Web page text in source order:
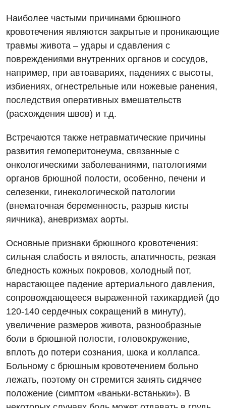
Мероприятия БПР
Интернатура
Бесплатные операции
Программа лояльности
Отзывы
Видео
Диагностика
Ангиографические исследования
Диагностическое отделение
Магнитно-резонансная томография
Маммография
Нейросонография
Рентгенография
УЗИ
Эндоскопическое отделение
Для взрослых
Аллергология, иммунология
Бесплатные услуги
Вакцинация
Гастроэнтерология
Гинекологическое отделение
Диагностическое отделение
Онкологическое отделение
Отдел госпитализации
Отделение интенсивной терапии
Офтальмологическое отделение
Педиатрическое отделение
Скорая медицинская помощь
Терапевтическое отделение
Травматологическое отделение
Урологическое отделение
Хирургическое отделение
Эндоскопическое отделение
Декларирование
Лечение острого инфаркта
Украинский
Русский
Наиболее частыми причинами брюшного
кровотечения являются закрытые и проникающие
травмы живота – удары и сдавления с
повреждениями внутренних органов и сосудов,
например, при автоавариях, падениях с высоты,
избиениях, огнестрельные или ножевые ранения,
последствия оперативных вмешательств
(расхождения швов) и т.д.
Встречаются также нетравматические причины
развития гемоперитонеума, связанные с
онкологическими заболеваниями, патологиями
органов брюшной полости, особенно, печени и
селезенки, гинекологической патологии
(внематочная беременность, разрыв кисты
яичника), аневризмах аорты.
Основные признаки брюшного кровотечения:
сильная слабость и вялость, апатичность, резкая
бледность кожных покровов, холодный пот,
нарастающее падение артериального давления,
сопровождающееся выраженной тахикардией (до
120-140 сердечных сокращений в минуту),
увеличение размеров живота, разнообразные
боли в брюшной полости, головокружение,
вплоть до потери сознания, шока и коллапса.
Больному с брюшным кровотечением больно
лежать, поэтому он стремится занять сидячее
положение (симптом «ваньки-встаньки»). В